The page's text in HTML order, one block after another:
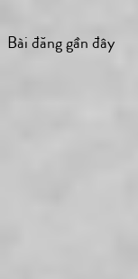
Bài đăng gần đây